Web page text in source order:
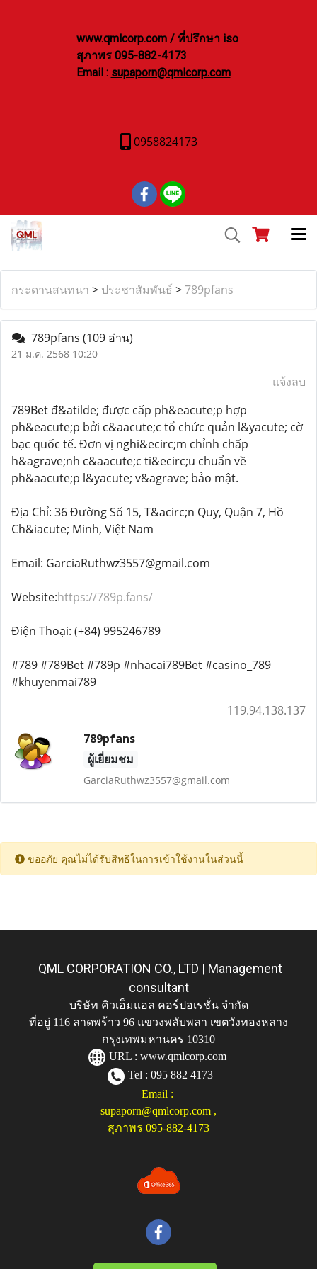
www.qmlcorp.com / ที่ปรึกษา iso
สุภาพร 095-882-4173
Email : supaporn@qmlcorp.com
0958824173
กระดานสนทนา > ประชาสัมพันธ์ >789pfans
789pfans (109 อ่าน)
21 ม.ค. 2568 10:20
แจ้งลบ
789Bet đ&atilde; được cấp ph&eacute;p hợp
ph&eacute;p bởi c&aacute;c tổ chức quản l&yacute; cờ
bạc quốc tế. Đơn vị nghi&ecirc;m chỉnh chấp
h&agrave;nh c&aacute;c ti&ecirc;u chuẩn về
ph&aacute;p l&yacute; v&agrave; bảo mật.
Địa Chỉ: 36 Đường Số 15, T&acirc;n Quy, Quận 7, Hồ
Ch&iacute; Minh, Việt Nam
Email: GarciaRuthwz3557@gmail.com
Website:https://789p.fans/
Điện Thoại: (+84) 995246789
#789 #789Bet #789p #nhacai789Bet #casino_789
#khuyenmai789
119.94.138.137
789pfans
ผู้เยี่ยมชม
GarciaRuthwz3557@gmail.com
ขออภัย คุณไม่ได้รับสิทธิในการเข้าใช้งานในส่วนนี้
QML CORPORATION CO., LTD | Management
consultant
บริษัท คิวเอ็มแอล คอร์ปอเรชั่น จำกัด
ที่อยู่ 116 ลาดพร้าว 96 แขวงพลับพลา เขตวังทองหลาง
กรุงเทพมหานคร 10310
URL : www.qmlcorp.com
Tel : 095 882 4173
Email :
supaporn@qmlcorp.com ,
สุภาพร 095-882-4173